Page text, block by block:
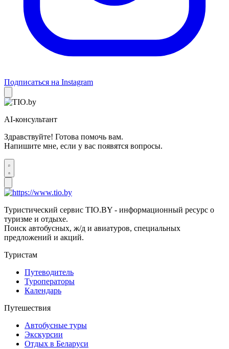
Подписаться на Instagram
AI-консультант
Здравствуйте! Готова помочь вам.
Напишите мне, если у вас появятся вопросы.
Туристический сервис TIO.BY - информационный ресурс о
туризме и отдыхе.
Поиск автобусных, ж/д и авиатуров, специальных
предложений и акций.
Туристам
Путеводитель
Туроператоры
Календарь
Путешествия
Автобусные туры
Экскурсии
Отдых в Беларуси